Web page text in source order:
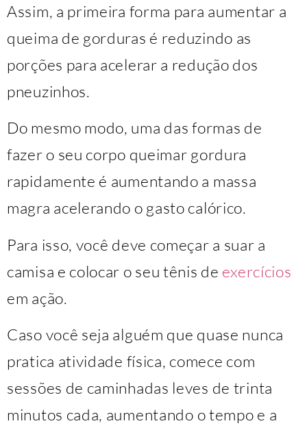
Assim, a primeira forma para aumentar a
queima de gorduras é reduzindo as
porções para acelerar a redução dos
pneuzinhos.
Do mesmo modo, uma das formas de
fazer o seu corpo queimar gordura
rapidamente é aumentando a massa
magra acelerando o gasto calórico.
Para isso, você deve começar a suar a
camisa e colocar o seu tênis de exercícios
em ação.
Caso você seja alguém que quase nunca
pratica atividade física, comece com
sessões de caminhadas leves de trinta
minutos cada, aumentando o tempo e a